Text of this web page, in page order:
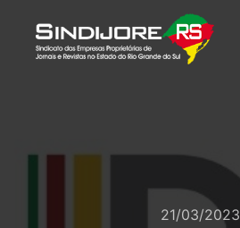
21/03/2023